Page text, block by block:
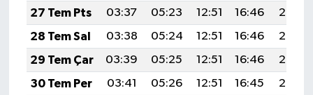
27 Tem Pts
03:37 05:23 12:51 16:46
20:08
28 Tem Sal
03:38 05:24 12:51 16:46
20:07
29 Tem Çar
03:39 05:25 12:51 16:46
20:06
30 Tem Per
03:41 05:26 12:51 16:45
20:05